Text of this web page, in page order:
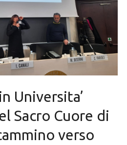
Universita’
Sacro Cuore di
verso